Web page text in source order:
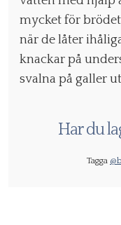
mycket för
när de låter
knackar på
svalna på galler
Har du
Tagga